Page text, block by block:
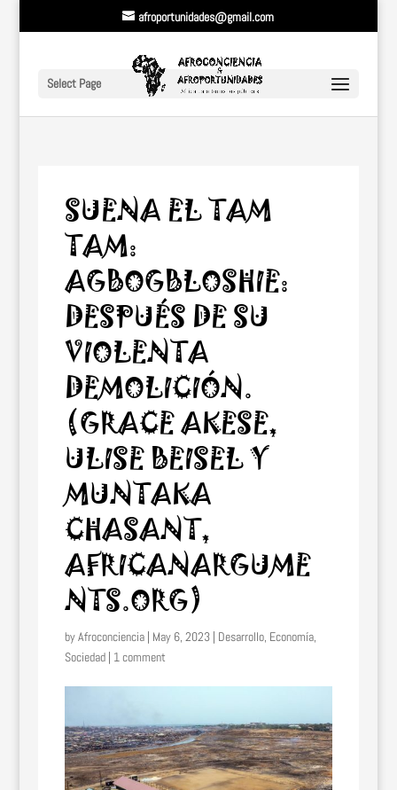
afroportunidades@gmail.com
Select Page
SUENA EL TAM
TAM:
AGBOGBLOSHIE:
DESPUÉS DE SU
VIOLENTA
DEMOLICIÓN.
(GRACE AKESE,
ULISE BEISEL Y
MUNTAKA
CHASANT,
AFRICANARGUME
NTS.ORG)
byAfroconciencia| May 6, 2023| Desarrollo, Economía,
Sociedad| 1 comment